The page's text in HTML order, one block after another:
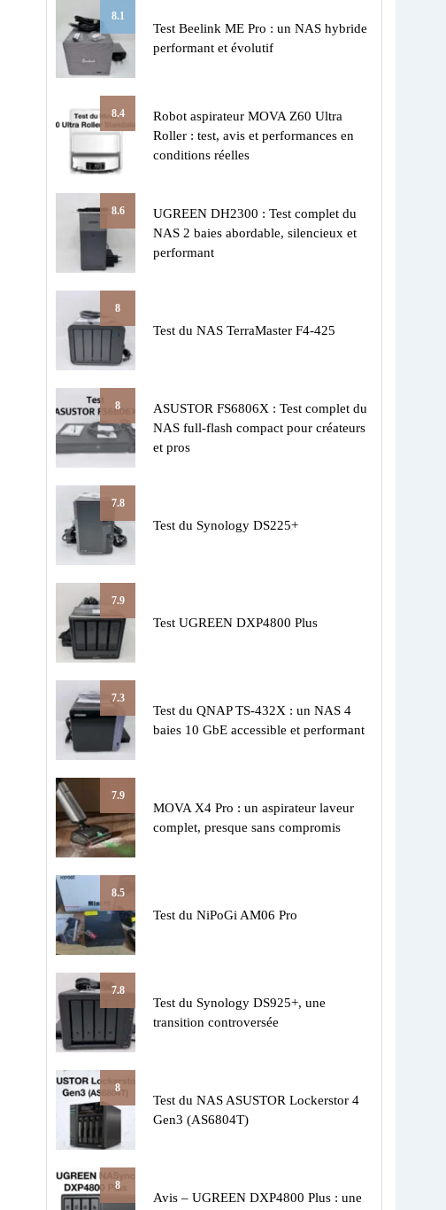
8.1
Test Beelink ME Pro : un NAS hybride
performant et évolutif
8.4
Robot aspirateur MOVA Z60 Ultra
Roller : test, avis et performances en
conditions réelles
8.6
UGREEN DH2300 : Test complet du
NAS 2 baies abordable, silencieux et
performant
8
Test du NAS TerraMaster F4-425
8
ASUSTOR FS6806X : Test complet du
NAS full-flash compact pour créateurs
et pros
7.8
Test du Synology DS225+
7.9
Test UGREEN DXP4800 Plus
7.3
Test du QNAP TS-432X : un NAS 4
baies 10 GbE accessible et performant
7.9
MOVA X4 Pro : un aspirateur laveur
complet, presque sans compromis
8.5
Test du NiPoGi AM06 Pro
7.8
Test du Synology DS925+, une
transition controversée
8
Test du NAS ASUSTOR Lockerstor 4
Gen3 (AS6804T)
8
Avis – UGREEN DXP4800 Plus : une